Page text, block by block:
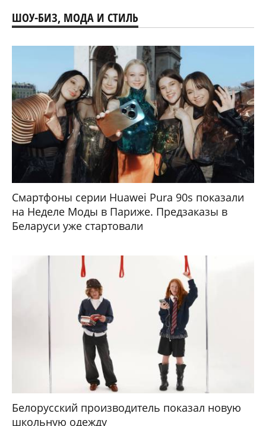
ШОУ-БИЗ, МОДА И СТИЛЬ
Смартфоны серии Huawei Pura 90s показали
на Неделе Моды в Париже. Предзаказы в
Беларуси уже стартовали
Белорусский производитель показал новую
школьную одежду